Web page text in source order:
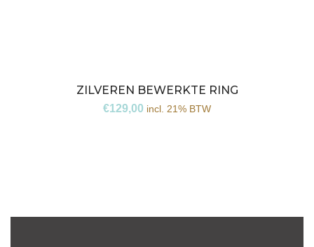
ZILVEREN BEWERKTE RING
€129,00 incl. 21% BTW